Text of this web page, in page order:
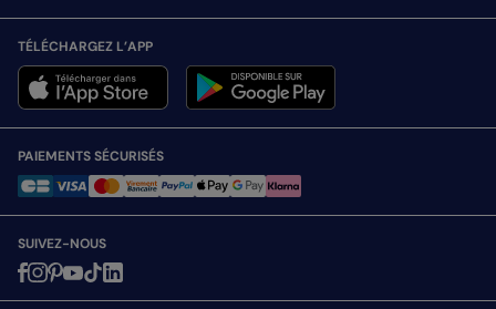
TÉLÉCHARGEZ L’APP
PAIEMENTS SÉCURISÉS
SUIVEZ-NOUS